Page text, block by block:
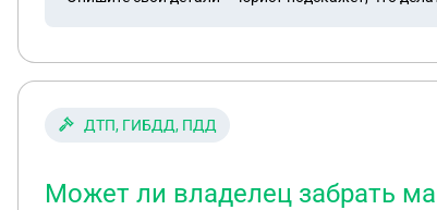
ДТП, ГИБДД, ПДД
Может ли владелец забрать